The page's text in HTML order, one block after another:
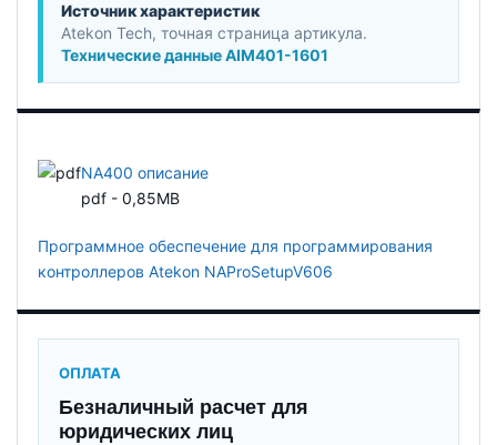
Источник характеристик
Atekon Tech, точная страница артикула.
Технические данные AIM401-1601
NA400 описание
pdf - 0,85MB
Программное обеспечение для программирования
контроллеров Atekon NAProSetupV606
ОПЛАТА
Безналичный расчет для
юридических лиц